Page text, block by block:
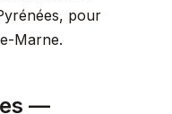
pour
Marne.
—